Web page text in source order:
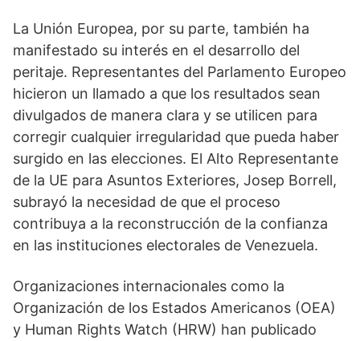
La Unión Europea, por su parte, también ha
manifestado su interés en el desarrollo del
peritaje. Representantes del Parlamento Europeo
hicieron un llamado a que los resultados sean
divulgados de manera clara y se utilicen para
corregir cualquier irregularidad que pueda haber
surgido en las elecciones. El Alto Representante
de la UE para Asuntos Exteriores, Josep Borrell,
subrayó la necesidad de que el proceso
contribuya a la reconstrucción de la confianza
en las instituciones electorales de Venezuela.
Organizaciones internacionales como la
Organización de los Estados Americanos (OEA)
y Human Rights Watch (HRW) han publicado